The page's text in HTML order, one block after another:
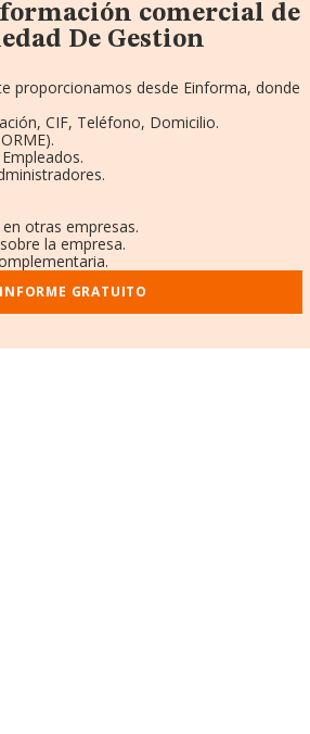
comercial de
De Gestion
proporcionamos desde Einforma, donde
CIF, Teléfono, Domicilio.
otras empresas.
la empresa.
GRATUITO